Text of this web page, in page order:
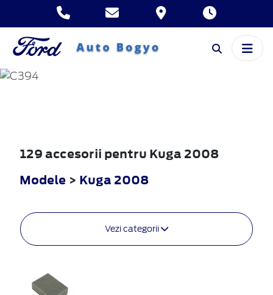
KUGA
129 accesorii pentru Kuga 2008
Modele > Kuga 2008
Vezi categorii